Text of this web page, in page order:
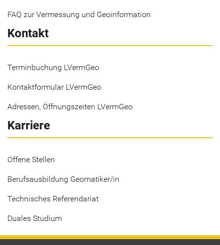
FAQ zur Vermessung und Geoinformation
Kontakt
Terminbuchung LVermGeo
Kontaktformular LVermGeo
Adressen, Öffnungszeiten LVermGeo
Karriere
Offene Stellen
Berufsausbildung Geomatiker/in
Technisches Referendariat
Duales Studium